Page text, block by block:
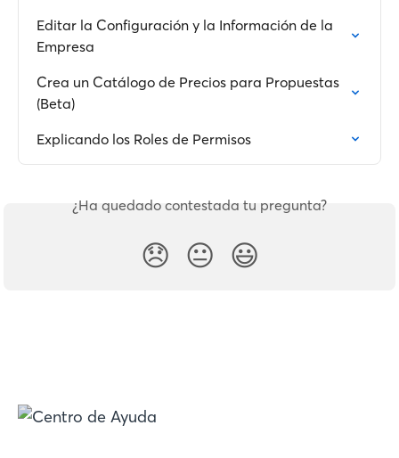
Editar la Configuración y la Información de la
Empresa
Crea un Catálogo de Precios para Propuestas
(Beta)
Explicando los Roles de Permisos
¿Ha quedado contestada tu pregunta?
😞 😐 😃